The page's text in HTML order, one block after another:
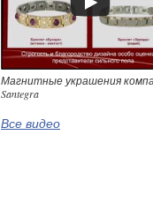
Магнитные украшения
Santegra
Все видео